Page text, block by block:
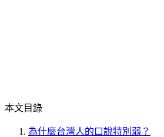
本文目錄
為什麼台灣人的口說特別弱？